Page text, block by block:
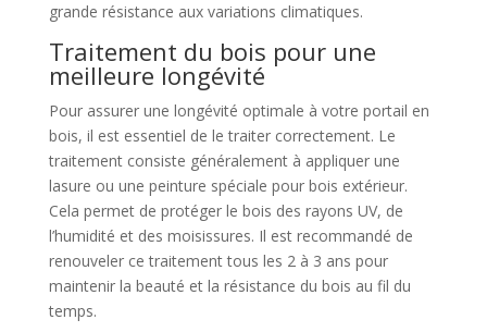
grande résistance aux variations climatiques.
Traitement du bois pour une
meilleure longévité
Pour assurer une longévité optimale à votre portail en
bois, il est essentiel de le traiter correctement. Le
traitement consiste généralement à appliquer une
lasure ou une peinture spéciale pour bois extérieur.
Cela permet de protéger le bois des rayons UV, de
l’humidité et des moisissures. Il est recommandé de
renouveler ce traitement tous les 2 à 3 ans pour
maintenir la beauté et la résistance du bois au fil du
temps.